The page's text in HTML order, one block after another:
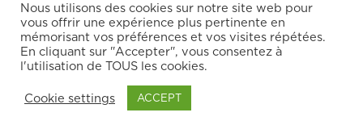
© Copyright Protect Our Winters 2025 –Politique de
Protection de la Vie Privée–Conditions d’Utilisation
Nous utilisons des cookies sur notre site web pour
vous offrir une expérience plus pertinente en
mémorisant vos préférences et vos visites répétées.
En cliquant sur "Accepter", vous consentez à
l'utilisation de TOUS les cookies.
Cookie settings ACCEPT